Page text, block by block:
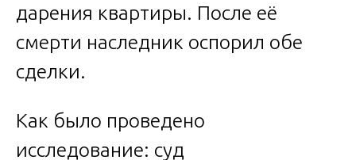
дарения квартиры. После её
смерти наследник оспорил обе
сделки.
Как было проведено
исследование: суд